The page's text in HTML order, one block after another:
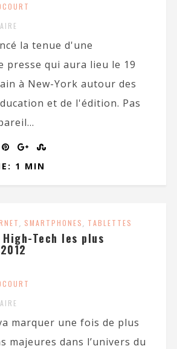
la tenue d'une
presse qui aura lieu le 19
à New-York autour des
et de l'édition. Pas
1 MIN
, SMARTPHONES, TABLETTES
Tech les plus
marquer une fois de plus
majeures dans l’univers du